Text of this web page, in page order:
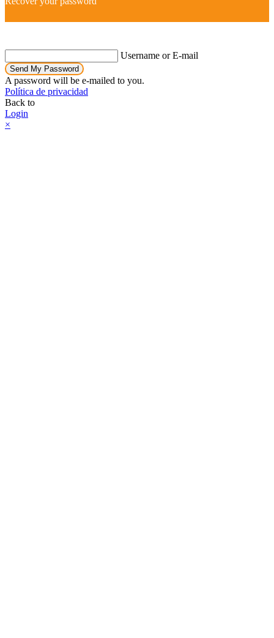
Username or E-mail
Send My Password
A password will be e-mailed to you.
Política de privacidad
Back to
Login
×